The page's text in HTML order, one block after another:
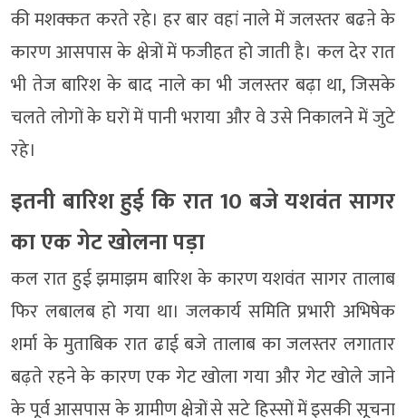
की मशक्कत करते रहे। हर बार वहां नाले में जलस्तर बढऩे के
कारण आसपास के क्षेत्रों में फजीहत हो जाती है। कल देर रात
भी तेज बारिश के बाद नाले का भी जलस्तर बढ़ा था, जिसके
चलते लोगों के घरों में पानी भराया और वे उसे निकालने में जुटे
रहे।
इतनी बारिश हुई कि रात 10 बजे यशवंत सागर
का एक गेट खोलना पड़ा
कल रात हुई झमाझम बारिश के कारण यशवंत सागर तालाब
फिर लबालब हो गया था। जलकार्य समिति प्रभारी अभिषेक
शर्मा के मुताबिक रात ढाई बजे तालाब का जलस्तर लगातार
बढ़ते रहने के कारण एक गेट खोला गया और गेट खोले जाने
के पूर्व आसपास के ग्रामीण क्षेत्रों से सटे हिस्सों में इसकी सूचना